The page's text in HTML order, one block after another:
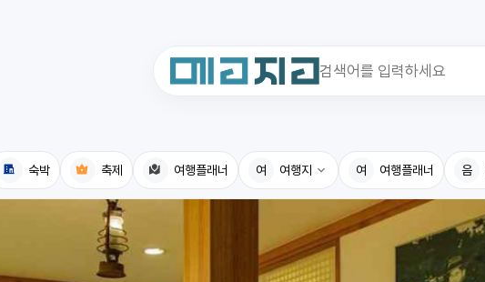
숙박 축제 여행플래너 여 여행지
국내여행지
휴게소
여 여행플래너 음
최근 검색어가 없습니다.